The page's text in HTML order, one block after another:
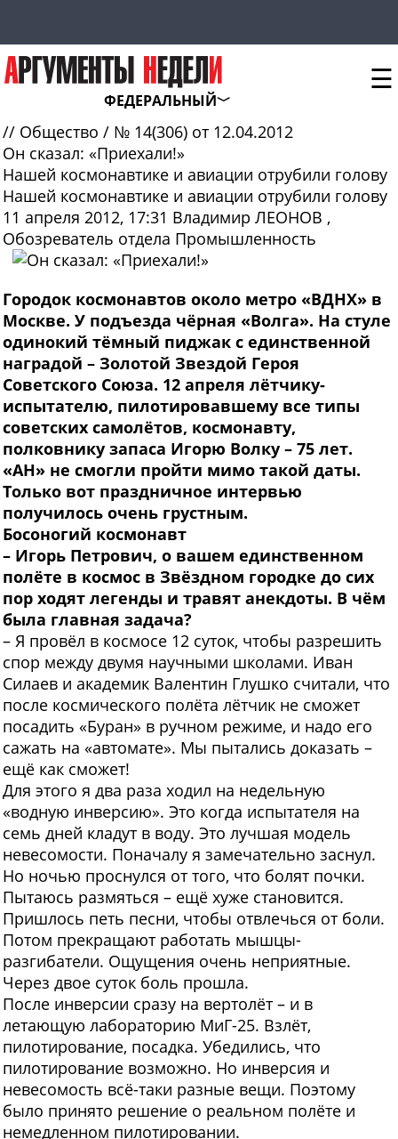
ФЕДЕРАЛЬНЫЙ
☰
// Общество / № 14(306) от 12.04.2012
Он сказал: «Приехали!»
Нашей космонавтике и авиации отрубили голову
Нашей космонавтике и авиации отрубили голову
11 апреля 2012, 17:31 Владимир ЛЕОНОВ ,
Обозреватель отдела Промышленность
Городок космонавтов около метро «ВДНХ» в
Москве. У подъезда чёрная «Волга». На стуле
одинокий тёмный пиджак с единственной
наградой – Золотой Звездой Героя
Советского Союза. 12 апреля лётчику-
испытателю, пилотировавшему все типы
советских самолётов, космонавту,
полковнику запаса Игорю Волку – 75 лет.
«АН» не смогли пройти мимо такой даты.
Только вот праздничное интервью
получилось очень грустным.
Босоногий космонавт
– Игорь Петрович, о вашем единственном
полёте в космос в Звёздном городке до сих
пор ходят легенды и травят анекдоты. В чём
была главная задача?
– Я провёл в космосе 12 суток, чтобы разрешить
спор между двумя научными школами. Иван
Силаев и академик Валентин Глушко считали, что
после космического полёта лётчик не сможет
посадить «Буран» в ручном режиме, и надо его
сажать на «автомате». Мы пытались доказать –
ещё как сможет!
Для этого я два раза ходил на недельную
«водную инверсию». Это когда испытателя на
семь дней кладут в воду. Это лучшая модель
невесомости. Поначалу я замечательно заснул.
Но ночью проснулся от того, что болят почки.
Пытаюсь размяться – ещё хуже становится.
Пришлось петь песни, чтобы отвлечься от боли.
Потом прекращают работать мышцы-
разгибатели. Ощущения очень неприятные.
Через двое суток боль прошла.
После инверсии сразу на вертолёт – и в
летающую лабораторию МиГ-25. Взлёт,
пилотирование, посадка. Убедились, что
пилотирование возможно. Но инверсия и
невесомость всё-таки разные вещи. Поэтому
было принято решение о реальном полёте и
немедленном пилотировании.